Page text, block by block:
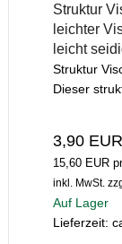
Struktur
leichter
leicht
Struktur
Dieser
3,90 EUR
15,60 EUR
inkl. MwSt.
Auf Lager
Lieferzeit: